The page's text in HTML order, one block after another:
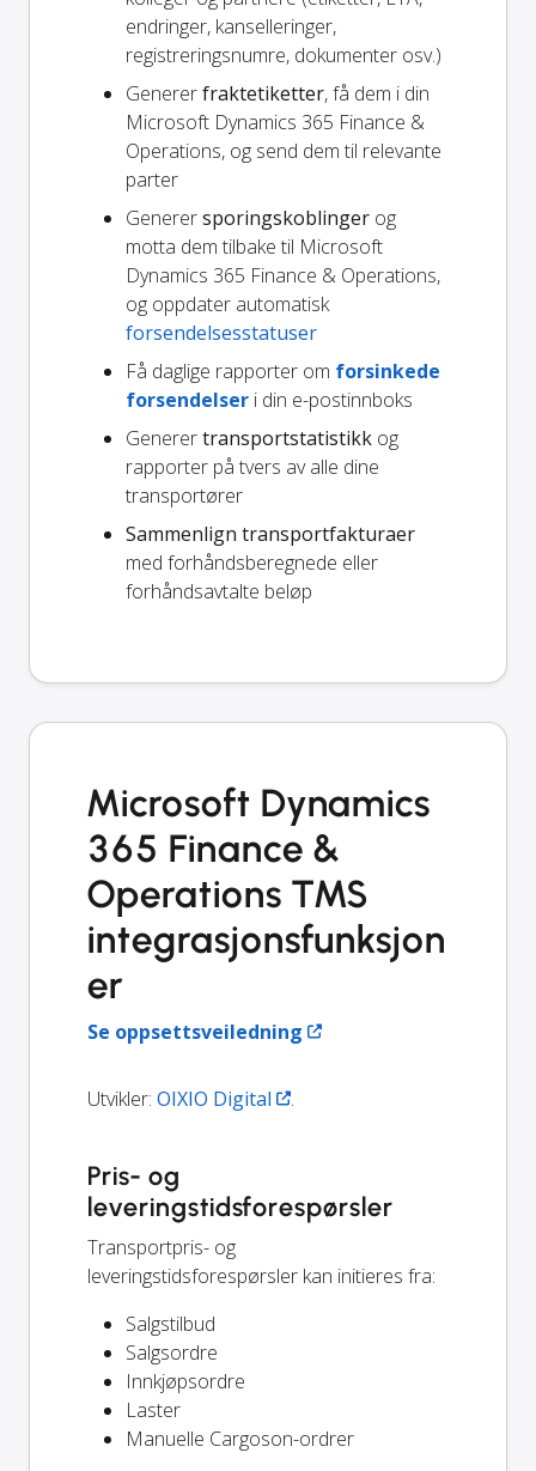
endringer, kanselleringer,
registreringsnumre, dokumenter osv.)
Genererfraktetiketter, få dem i din
Microsoft Dynamics 365 Finance &
Operations, og send dem til relevante
parter
Generersporingskoblinger og
motta dem tilbake til Microsoft
Dynamics 365 Finance & Operations,
og oppdater automatisk
forsendelsesstatuser
Få daglige rapporter om forsinkede
forsendelser i din e-postinnboks
Generertransportstatistikk og
rapporter på tvers av alle dine
transportører
Sammenlign transportfakturaer
med forhåndsberegnede eller
forhåndsavtalte beløp
Microsoft Dynamics
365 Finance &
Operations TMS
integrasjonsfunksjon
er
Se oppsettsveiledning
Utvikler: OIXIO Digital .
Pris- og
leveringstidsforespørsler
Transportpris- og
leveringstidsforespørsler kan initieres fra:
Salgstilbud
Salgsordre
Innkjøpsordre
Laster
Manuelle Cargoson-ordrer